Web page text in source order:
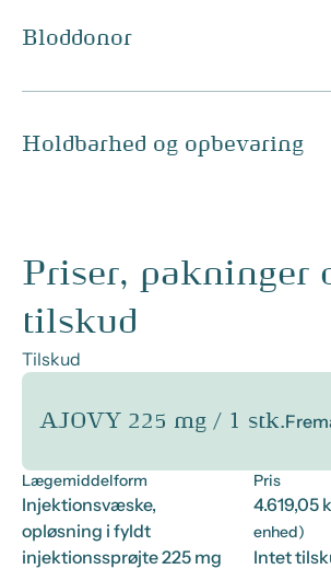
Bloddonor
Holdbarhed og opbevaring
Priser, pakninger
tilskud
Tilskud
AJOVY 225 mg / 1 stk.
Lægemiddelform
Injektionsvæske,
opløsning i fyldt
injektionssprøjte 225 mg
Pris
4.619,05
enhed)
Intet